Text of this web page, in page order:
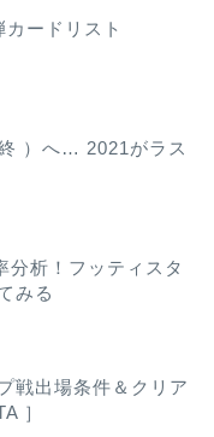
ードリスト
）へ… 2021がラス
分析！フッティスタ
みる
戦出場条件＆クリア
］